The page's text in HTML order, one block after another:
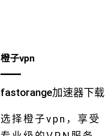
橙子vpn
fastorange加速器下载
选择橙子vpn，享受